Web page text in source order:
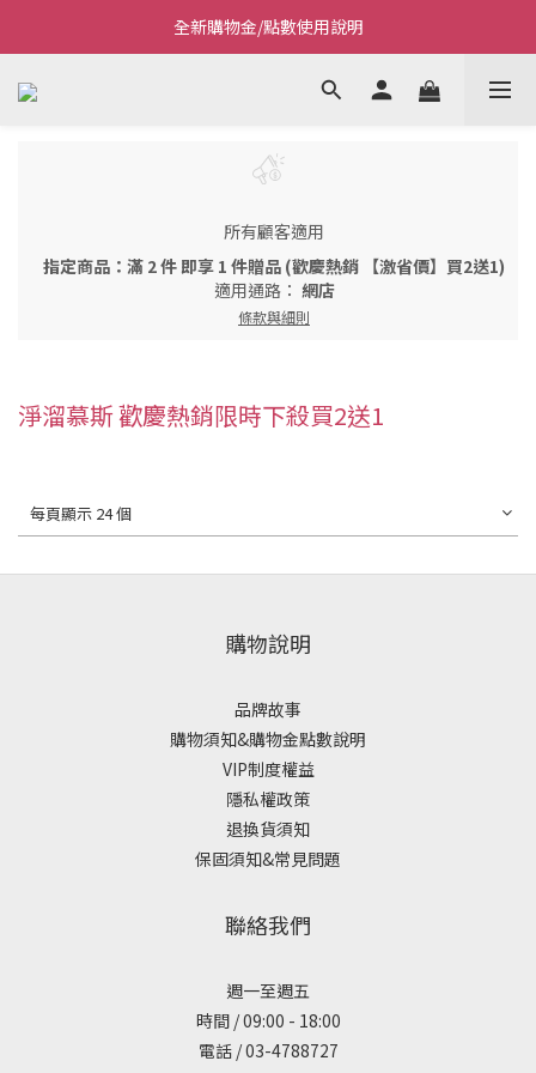
Welcome~私藏生活~
全新購物金/點數使用說明
Welcome~私藏生活~
所有顧客適用
指定商品：滿 2 件 即享 1 件贈品 (歡慶熱銷 【激省價】買2送1)
適用通路： 網店
條款與細則
淨溜慕斯 歡慶熱銷限時下殺買2送1
每頁顯示 24 個
購物說明
品牌故事
購物須知&購物金點數說明
VIP制度權益
隱私權政策
退換貨須知
保固須知&常見問題
聯絡我們
週一至週五
時間 / 09:00 - 18:00
電話 / 03-4788727